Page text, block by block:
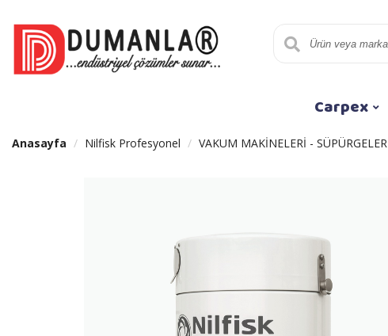
Carpex
Anasayfa Nilfisk Profesyonel VAKUM MAKİNELERİ - SÜPÜRGELER